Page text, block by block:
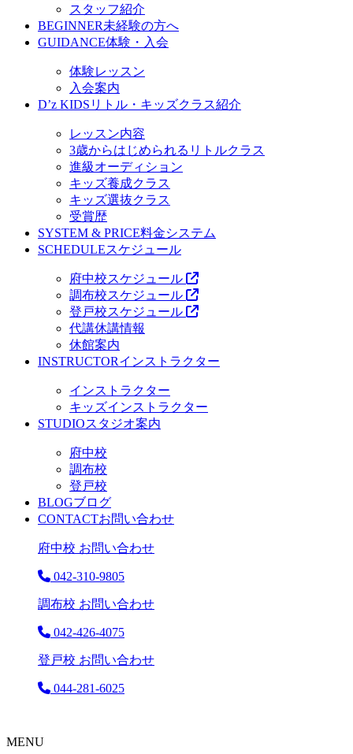
スタッフ紹介
BEGINNER未経験の方へ
GUIDANCE体験・入会
体験レッスン
入会案内
D’z KIDS リトル・キッズクラス紹介
レッスン内容
3歳からはじめられるリトルクラス
進級オーディション
キッズ養成クラス
キッズ選抜クラス
受賞歴
SYSTEM & PRICE料金システム
SCHEDULEスケジュール
府中校スケジュール
調布校スケジュール
登戸校スケジュール
代講休講情報
休館案内
INSTRUCTORインストラクター
インストラクター
キッズインストラクター
STUDIOスタジオ案内
府中校
調布校
登戸校
BLOGブログ
CONTACTお問い合わせ
府中校 お問い合わせ
042-310-9805
調布校 お問い合わせ
042-426-4075
登戸校 お問い合わせ
044-281-6025
MENU